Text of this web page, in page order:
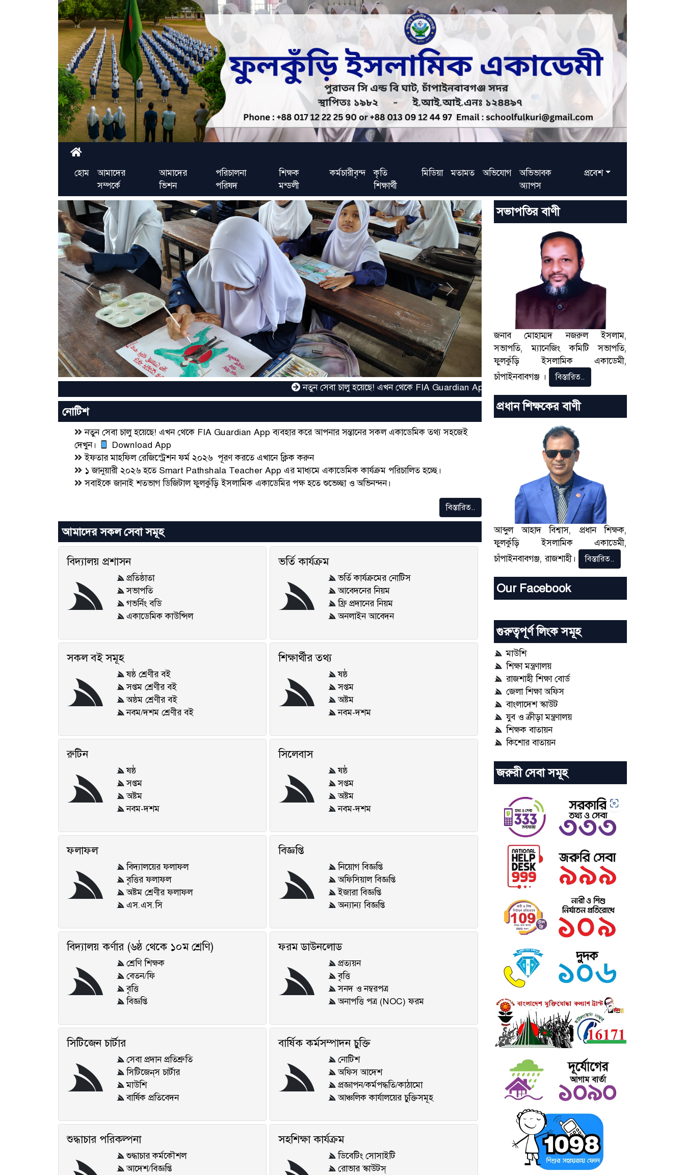
হোম
আমাদের
সম্পর্কে
আমাদের
ভিশন
পরিচালনা
পরিষদ
শিক্ষক
মন্ডলী
কর্মচারীবৃন্দ
কৃতি
শিক্ষার্থী
মিডিয়া মতামত অভিযোগ
অভিভাবক
অ্যাপস
প্রবেশ
Previous Next
নতুন সেবা চালু হয়েছে! এখন থেকে FIA Guardian App ব্যবহার করে আপনার সন্তানের সকল একাডেমিক তথ্য সহজেই দেখুন।
নোটিশ
নতুন সেবা চালু হয়েছে! এখন থেকে FIA Guardian App ব্যবহার করে আপনার সন্তানের সকল একাডেমিক তথ্য সহজেই
দেখুন।
Download App
ইফতার মাহফিল রেজিস্ট্রেশন ফর্ম ২০২৬ পূরণ করতে এখানে ক্লিক করুন
১ জানুয়ারী ২০২৬ হতে Smart Pathshala Teacher App এর মাধ্যমে একাডেমিক কার্যক্রম পরিচালিত হচ্ছে।
সবাইকে জানাই শতভাগ ডিজিটাল ফুলকুঁড়ি ইসলামিক একাডেমির পক্ষ হতে শুভেচ্ছা ও অভিনন্দন।
বিস্তারিত..
আমাদের সকল সেবা সমূহ
বিদ্যালয় প্রশাসন
প্রতিষ্ঠাতা
সভাপতি
গভর্নিং বডি
একাডেমিক কাউন্সিল
ভর্তি কার্যক্রম
ভর্তি কার্যক্রমের নোটিস
আবেদনের নিয়ম
ফ্রি প্রদানের নিয়ম
অনলাইন আবেদন
সকল বই সমূহ
ষষ্ঠ শ্রেণীর বই
সপ্তম শ্রেণীর বই
অষ্ঠম শ্রেণীর বই
নবম/দশম শ্রেণীর বই
শিক্ষার্থীর তথ্য
ষষ্ঠ
সপ্তম
অষ্টম
নবম-দশম
রুটিন
ষষ্ঠ
সপ্তম
অষ্টম
নবম-দশম
সিলেবাস
ষষ্ঠ
সপ্তম
অষ্টম
নবম-দশম
ফলাফল
বিদ্যালয়ের ফলাফল
বৃত্তির ফলাফল
অষ্টম শ্রেণীর ফলাফল
এস.এস.সি
বিজ্ঞপ্তি
নিয়োগ বিজ্ঞপ্তি
অফিসিয়াল বিজ্ঞপ্তি
ইজারা বিজ্ঞপ্তি
অন্যান্য বিজ্ঞপ্তি
বিদ্যালয় কর্ণার (৬ষ্ঠ থেকে ১০ম শ্রেণি)
শ্রেণি শিক্ষক
বেতন/ফি
বৃত্তি
বিজ্ঞপ্তি
ফরম ডাউনলোড
প্রত্যয়ন
বৃত্তি
সনদ ও নম্বরপত্র
অনাপত্তি পত্র (NOC) ফরম
সিটিজেন চার্টার
সেবা প্রদান প্রতিশ্রুতি
সিটিজেন্‌স চার্টার
মাউশি
বার্ষিক প্রতিবেদন
বার্ষিক কর্মসম্পাদন চুক্তি
নোটিশ
অফিস আদেশ
প্রজ্ঞাপন/কর্মপদ্ধতি/কাঠামো
আঞ্চলিক কার্যালয়ের চুক্তিসমূহ
শুদ্ধাচার পরিকল্পনা
শুদ্ধাচার কর্মকৌশল
আদেশ/বিজ্ঞপ্তি
সহশিক্ষা কার্যক্রম
ডিবেটিং সোসাইটি
রোভার স্কাউটস্
সভাপতির বাণী
জনাব মোহাম্মদ নজরুল ইসলাম,
সভাপতি, ম্যানেজিং কমিটি সভাপতি,
ফুলকুঁড়ি ইসলামিক একাডেমী,
চাঁপাইনবাবগঞ্জ ।
বিস্তারিত..
প্রধান শিক্ষকের বাণী
আব্দুল আহাদ বিশ্বাস, প্রধান শিক্ষক,
ফুলকুঁড়ি ইসলামিক একাডেমী,
চাঁপাইনবাবগঞ্জ, রাজশাহী।
বিস্তারিত..
Our Facebook
গুরুত্বপূর্ণ লিংক সমূহ
মাউশি
শিক্ষা মন্ত্রণালয়
রাজশাহী শিক্ষা বোর্ড
জেলা শিক্ষা অফিস
বাংলাদেশ স্কাউট
যুব ও ক্রীড়া মন্ত্রণালয়
শিক্ষক বাতায়ন
কিশোর বাতায়ন
জরুরী সেবা সমূহ